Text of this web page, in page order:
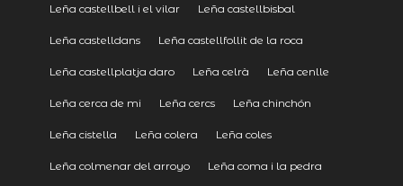
Leña castellbell i el vilar Leña castellbisbal
Leña castelldans Leña castellfollit de la roca
Leña castellplatja daro Leña celrà Leña cenlle
Leña cerca de mi Leña cercs Leña chinchón
Leña cistella Leña colera Leña coles
Leña colmenar del arroyo Leña coma i la pedra